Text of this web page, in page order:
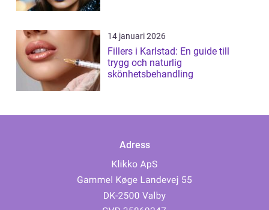
14 januari 2026
Fillers i Karlstad: En guide till
trygg och naturlig
skönhetsbehandling
Adress